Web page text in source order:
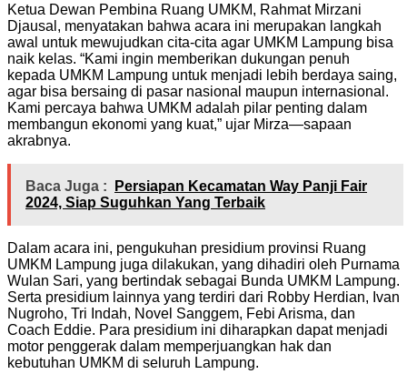
Ketua Dewan Pembina Ruang UMKM, Rahmat Mirzani
Djausal, menyatakan bahwa acara ini merupakan langkah
awal untuk mewujudkan cita-cita agar UMKM Lampung bisa
naik kelas. “Kami ingin memberikan dukungan penuh
kepada UMKM Lampung untuk menjadi lebih berdaya saing,
agar bisa bersaing di pasar nasional maupun internasional.
Kami percaya bahwa UMKM adalah pilar penting dalam
membangun ekonomi yang kuat,” ujar Mirza—sapaan
akrabnya.
Baca Juga :
Persiapan Kecamatan Way Panji Fair
2024, Siap Suguhkan Yang Terbaik
Dalam acara ini, pengukuhan presidium provinsi Ruang
UMKM Lampung juga dilakukan, yang dihadiri oleh Purnama
Wulan Sari, yang bertindak sebagai Bunda UMKM Lampung.
Serta presidium lainnya yang terdiri dari Robby Herdian, Ivan
Nugroho, Tri Indah, Novel Sanggem, Febi Arisma, dan
Coach Eddie. Para presidium ini diharapkan dapat menjadi
motor penggerak dalam memperjuangkan hak dan
kebutuhan UMKM di seluruh Lampung.